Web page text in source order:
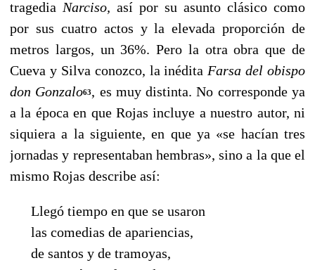
tragedia Narciso, así por su asunto clásico como
por sus cuatro actos y la ele­vada proporción de
metros largos, un 36%. Pero la otra obra que de
Cueva y Silva conoz­co, la inédita Farsa del obispo
don Gonzalo63, es muy distinta. No corresponde ya
a la época en que Rojas incluye a nuestro autor, ni
siquiera a la siguiente, en que ya «se hacían tres
jor­nadas y representaban hembras», sino a la que el
mismo Rojas describe así:
Llegó tiempo en que se usaron
las comedias de apariencias,
de santos y de tramoyas,